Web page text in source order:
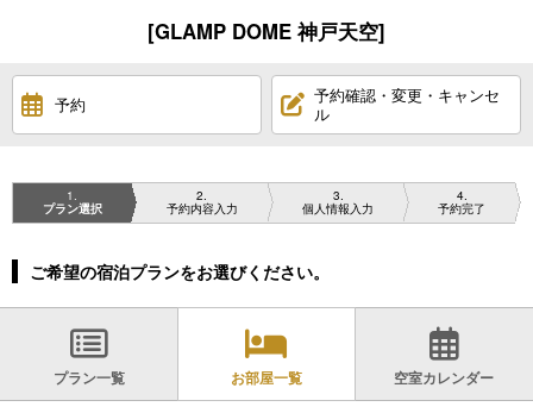
[GLAMP DOME 神戸天空]
予約
予約確認・変更・キャンセ
ル
1
プラン選択
2
予約内容入力
3
個人情報入力
4
予約完了
ご希望の宿泊プランをお選びください。
プラン一覧 お部屋一覧 空室カレンダー